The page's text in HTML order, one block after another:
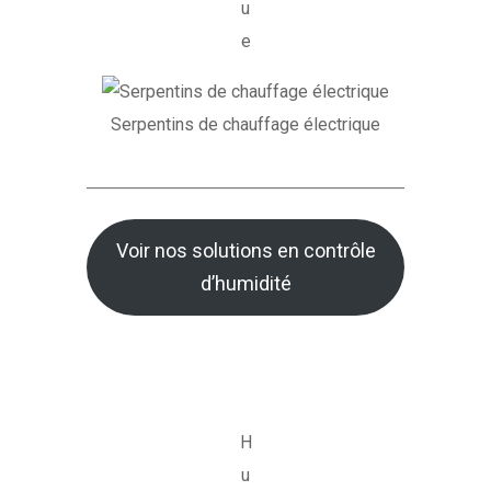
u
e
Serpentins de chauffage électrique
Voir nos solutions en contrôle
d’humidité
H
u